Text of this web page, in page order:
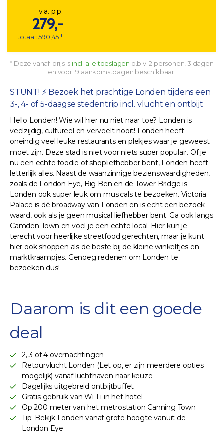
v.a. p.p.
279,-
totaal: 590,45 *
* Deze vanaf-prijs is incl. alle toeslagen o.b.v. 2 personen, 3 dagen
en voor 19 aankomstdagen beschikbaar!
STUNT! ⚡ Bezoek het prachtige Londen tijdens een
3-, 4- of 5-daagse stedentrip incl. vlucht en ontbijt
Hello Londen! Wie wil hier nu niet naar toe? Londen is
veelzijdig, cultureel en verveelt nooit! Londen heeft
oneindig veel leuke restaurants en plekjes waar je geweest
moet zijn. Deze stad is niet voor niets super populair. Of je
nu een echte foodie of shopliefhebber bent, Londen heeft
letterlijk alles. Naast de waanzinnige bezienswaardigheden,
zoals de London Eye, Big Ben en de Tower Bridge is
Londen ook super leuk om musicals te bezoeken. Victoria
Palace is dé broadway van Londen en is echt een bezoek
waard, ook als je geen musical liefhebber bent. Ga ook langs
Camden Town en voel je een echte local. Hier kun je
terecht voor heerlijke streetfood gerechten, maar je kunt
hier ook shoppen als de beste bij de kleine winkeltjes en
marktkraampjes. Genoeg redenen om Londen te
bezoeken dus!
Daarom is dit een goede
deal
2, 3 of 4 overnachtingen
Retourvlucht Londen (Let op, er zijn meerdere opties
mogelijk) vanaf luchthaven naar keuze
Dagelijks uitgebreid ontbijtbuffet
Gratis gebruik van Wi-Fi in het hotel
Op 200 meter van het metrostation Canning Town
Tip: Bekijk Londen vanaf grote hoogte vanuit de
London Eye